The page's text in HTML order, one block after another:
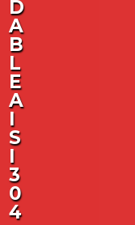
D
A
B
L
E
A
I
S
I
3
0
4